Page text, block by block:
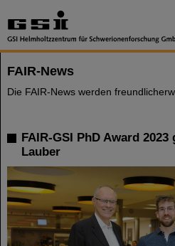
FAIR-News
Die FAIR-News werden
FAIR-GSI PhD Award
Lauber